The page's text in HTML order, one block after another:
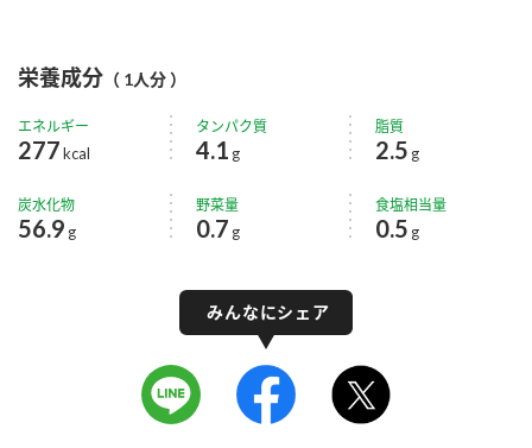
栄養成分 （ 1人分 ）
エネルギー
277kcal
タンパク質
4.1 g
脂質
2.5 g
炭水化物
56.9 g
野菜量
0.7 g
食塩相当量
0.5 g